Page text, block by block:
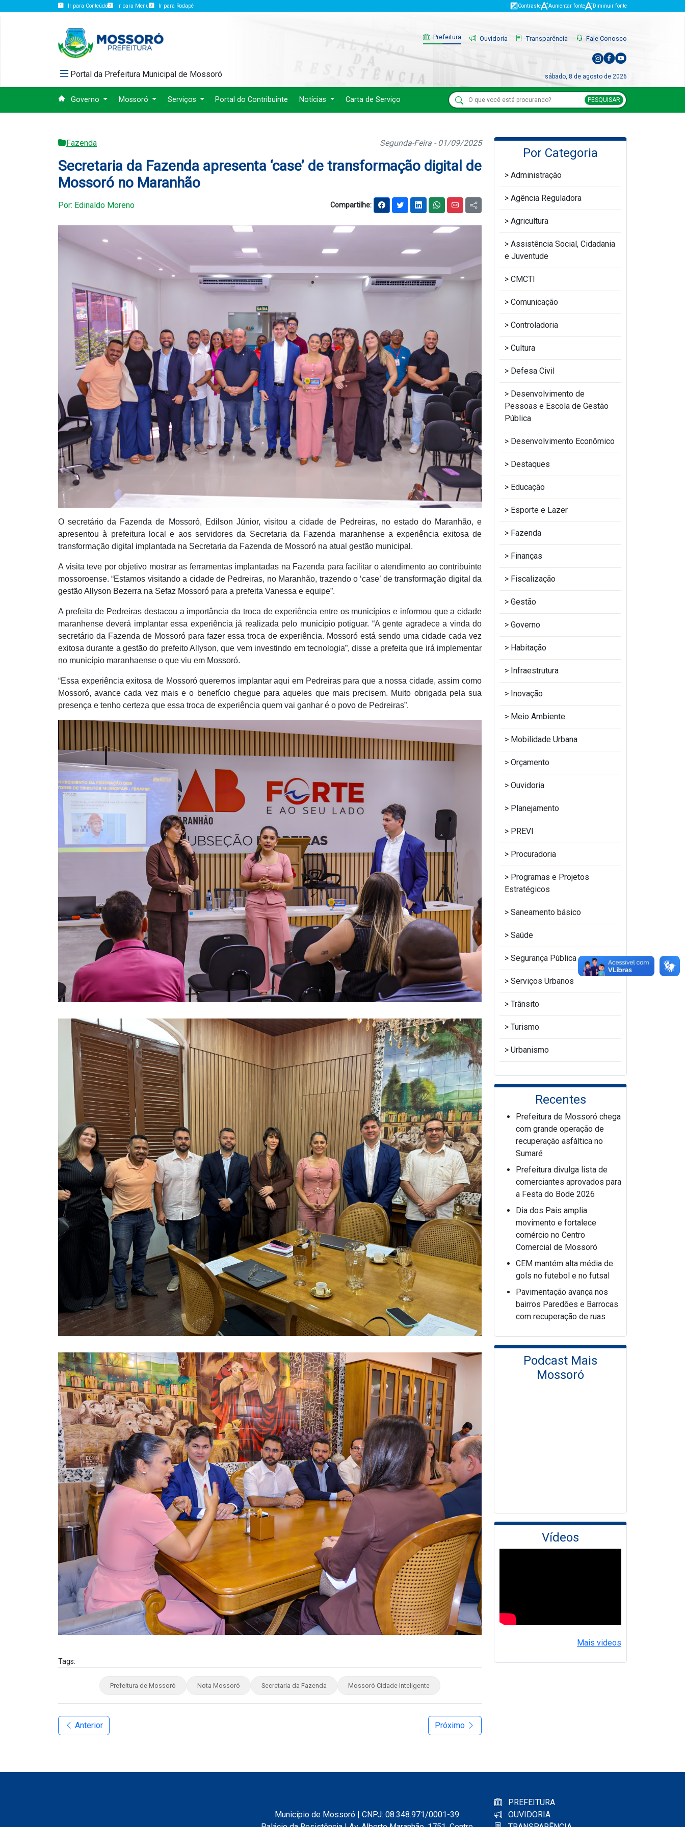
Ir para Conteúdo Ir para Menu Ir para Rodapé Contraste Aumentar fonte Diminuir fonte
Portal da Prefeitura Municipal de Mossoró
Prefeitura Ouvidoria Transparência Fale Conosco
sábado, 8 de agosto de 2026
Governo Mossoró Serviços Portal do Contribuinte Notícias Carta de Serviço PESQUISAR
Fazenda Segunda-Feira - 01/09/2025
Secretaria da Fazenda apresenta ‘case’ de transformação digital de
Mossoró no Maranhão
Por: Edinaldo Moreno Compartilhe:
O secretário da Fazenda de Mossoró, Edilson Júnior, visitou a cidade de Pedreiras, no estado do Maranhão, e
apresentou à prefeitura local e aos servidores da Secretaria da Fazenda maranhense a experiência exitosa de
transformação digital implantada na Secretaria da Fazenda de Mossoró na atual gestão municipal.
A visita teve por objetivo mostrar as ferramentas implantadas na Fazenda para facilitar o atendimento ao contribuinte
mossoroense. “Estamos visitando a cidade de Pedreiras, no Maranhão, trazendo o ‘case’ de transformação digital da
gestão Allyson Bezerra na Sefaz Mossoró para a prefeita Vanessa e equipe”.
A prefeita de Pedreiras destacou a importância da troca de experiência entre os municípios e informou que a cidade
maranhense deverá implantar essa experiência já realizada pelo município potiguar. “A gente agradece a vinda do
secretário da Fazenda de Mossoró para fazer essa troca de experiência. Mossoró está sendo uma cidade cada vez
exitosa durante a gestão do prefeito Allyson, que vem investindo em tecnologia”, disse a prefeita que irá implementar
no município maranhaense o que viu em Mossoró.
“Essa experiência exitosa de Mossoró queremos implantar aqui em Pedreiras para que a nossa cidade, assim como
Mossoró, avance cada vez mais e o benefício chegue para aqueles que mais precisem. Muito obrigada pela sua
presença e tenho certeza que essa troca de experiência quem vai ganhar é o povo de Pedreiras”.
Tags:
Prefeitura de Mossoró Nota Mossoró Secretaria da Fazenda Mossoró Cidade Inteligente
Anterior Próximo
Por Categoria
Administração
Agência Reguladora
Agricultura
Assistência Social, Cidadania
e Juventude
CMCTI
Comunicação
Controladoria
Cultura
Defesa Civil
Desenvolvimento de
Pessoas e Escola de Gestão
Pública
Desenvolvimento Econômico
Destaques
Educação
Esporte e Lazer
Fazenda
Finanças
Fiscalização
Gestão
Governo
Habitação
Infraestrutura
Inovação
Meio Ambiente
Mobilidade Urbana
Orçamento
Ouvidoria
Planejamento
PREVI
Procuradoria
Programas e Projetos
Estratégicos
Saneamento básico
Saúde
Segurança Pública
Serviços Urbanos
Trânsito
Turismo
Urbanismo
Recentes
Prefeitura de Mossoró chega
com grande operação de
recuperação asfáltica no
Sumaré
Prefeitura divulga lista de
comerciantes aprovados para
a Festa do Bode 2026
Dia dos Pais amplia
movimento e fortalece
comércio no Centro
Comercial de Mossoró
CEM mantém alta média de
gols no futebol e no futsal
Pavimentação avança nos
bairros Paredões e Barrocas
com recuperação de ruas
Podcast Mais
Mossoró
Vídeos
Mais videos
Município de Mossoró | CNPJ: 08.348.971/0001-39
PREFEITURA
OUVIDORIA